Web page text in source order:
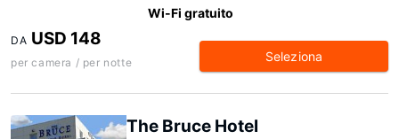
Wi-Fi gratuito
DA USD 148
per camera / per notte Seleziona
The Bruce Hotel